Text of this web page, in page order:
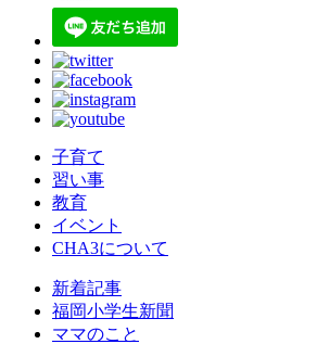
子育て
習い事
教育
イベント
CHA3について
新着記事
福岡小学生新聞
ママのこと